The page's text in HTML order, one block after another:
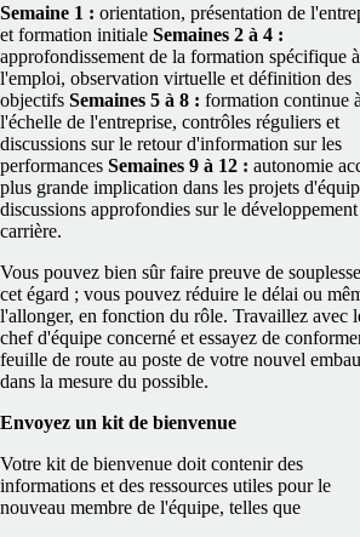
Semaine 1 : orientation, présentation de
et formation initiale Semaines 2 à 4 :
approfondissement de la formation spécifique à
l'emploi, observation virtuelle et définition des
objectifs Semaines 5 à 8 : formation continue à
l'échelle de l'entreprise, contrôles réguliers et
discussions sur le retour d'information sur les
performances Semaines 9 à 12 : autonomie
plus grande implication dans les projets
discussions approfondies sur le
carrière.
Vous pouvez bien sûr faire preuve de
cet égard ; vous pouvez réduire le délai ou
l'allonger, en fonction du rôle. Travaillez avec
chef d'équipe concerné et essayez de
feuille de route au poste de votre nouvel
dans la mesure du possible.
Envoyez un kit de bienvenue
Votre kit de bienvenue doit contenir des
informations et des ressources utiles pour le
nouveau membre de l'équipe, telles que